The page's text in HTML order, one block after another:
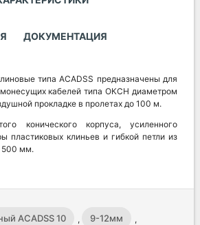
ДОКУМЕНТАЦИЯ
типа АСADSS предназначены для
кабелей типа ОКСН диаметром
прокладке в пролетах до 100 м.
конического корпуса, усиленного
пластиковых клиньев и гибкой петли из
500 мм.
ACADSS 10 , 9-12мм ,